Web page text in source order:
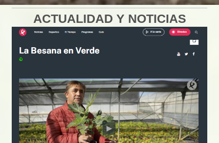
ACTUALIDAD Y NOTICIAS